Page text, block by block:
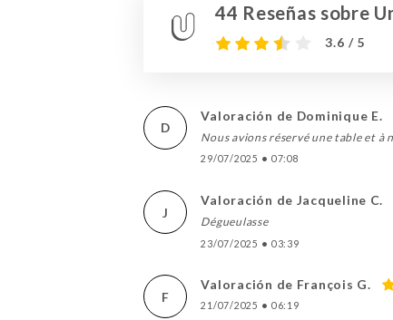
44 Reseñas sobre
3.6 / 5
D
Valoración de Dominique E.
Nous avions réservé une table et à
29/07/2025 • 07:08
J
Valoración de Jacqueline C.
Dégueulasse
23/07/2025 • 03:39
F
Valoración de François G.
21/07/2025 • 06:19